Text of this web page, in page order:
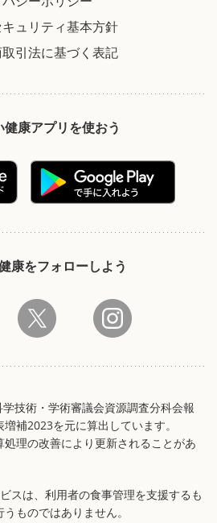
ュリティ基本方針
引法に基づく表記
健康アプリを使おう
康をフォローしよう
技術・学術審議会資源調査分科会報
補2023を元に算出しています。
処理の改善により更新されることがあ
スは、利用者の食事管理を支援するも
ものではありません。